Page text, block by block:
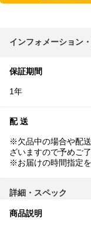
インフォメーション
保証期間
1年
配 送
※欠品中の場合や配
ざいますので予めご
※お届けの時間指定
詳細・スペック
商品説明